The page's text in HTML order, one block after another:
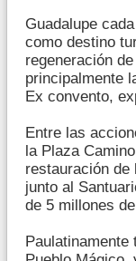
Guadalupe
como destino
regeneración
principalmente
Ex convento,
Entre las
la Plaza
restauración de
junto al
de 5 millones
Paulatinamente